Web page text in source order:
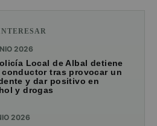
2026
Local de Albal detiene
conductor tras provocar un
y dar positivo en
y drogas
2026